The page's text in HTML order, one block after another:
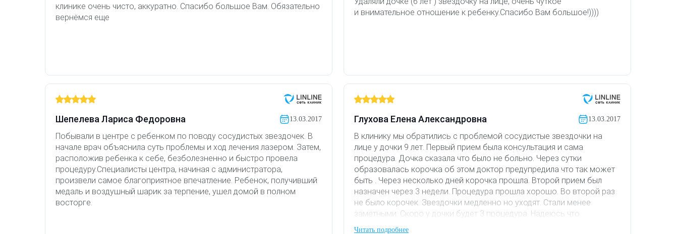
клинике очень чисто, аккуратно. Спасибо большое Вам. Обязательно
вернёмся еще
и внимательное отношение к ребенку.Спасибо Вам большое!))))
Шепелева Лариса Федоровна 13.03.2017
Побывали в центре с ребенком по поводу сосудистых звездочек. В
начале врач объяснила суть проблемы и ход лечения лазером. Затем,
расположив ребенка к себе, безболезненно и быстро провела
процедуру.Специалисты центра, начиная с администратора,
произвели самое благоприятное впечатление. Ребенок, получивший
медаль и воздушный шарик за терпение, ушел домой в полном
восторге.
Глухова Елена Александровна 13.03.2017
В клинику мы обратились с проблемой сосудистые звездочки на
лице у дочки 9 лет. Первый прием была консультация и сама
процедура. Дочка сказала что было не больно. Через сутки
образовалась корочка об этом доктор предупредила что так может
быть . Через несколько дней корочка прошла. Второй прием был
назначен через 3 недели. Процедура прошла хорошо. Во второй раз
не было корочек. Звездочки медленно но уходят. Стали менее
заметными. Скоро у дочки будет 3 процедура. Надеюсь что
звездочки уйдут совсем.
Читать подробнее
Лечение прыщей (угревой сыпи)
Удаление веснушек
Удаление сосудистых звездочек
Лечение псориаза
Лазерный пилинг
Лазерное удаление рубцов
Фотодинамическая терапия HELEO™
Удалить носогубные складки
Удалить рубцы
Поднять брови
Молодую и увлажнённую кожу вокруг глаз
Вылечить расширенные поры
Избавиться от комедонов на лице
Избавиться от пигментных пятен на лице